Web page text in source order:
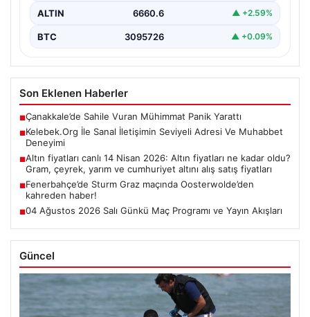
ALTIN 6660.6 ▲ +2.59%
BTC 3095726 ▲ +0.09%
Son Eklenen Haberler
■Çanakkale’de Sahile Vuran Mühimmat Panik Yarattı
■Kelebek.Org İle Sanal İletişimin Seviyeli Adresi Ve Muhabbet
Deneyimi
■Altın fiyatları canlı 14 Nisan 2026: Altın fiyatları ne kadar oldu?
Gram, çeyrek, yarım ve cumhuriyet altını alış satış fiyatları
■Fenerbahçe’de Sturm Graz maçında Oosterwolde’den
kahreden haber!
■04 Ağustos 2026 Salı Günkü Maç Programı ve Yayın Akışları
Güncel